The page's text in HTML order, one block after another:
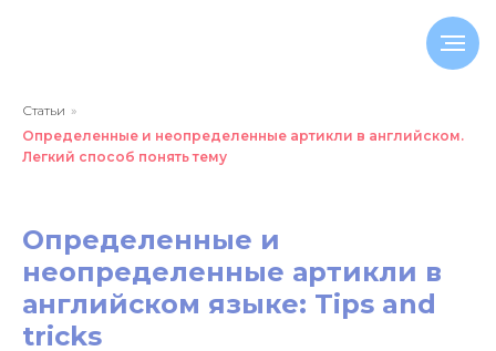
Статьи »
Определенные и неопределенные артикли в английском.
Легкий способ понять тему
Определенные и
неопределенные артикли в
английском языке: Tips and
tricks